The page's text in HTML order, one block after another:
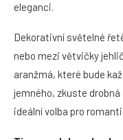
eleganci.
Dekorativní světelné
nebo mezi větvičky
aranžmá, které bude
jemného, zkuste
ideální volba pro